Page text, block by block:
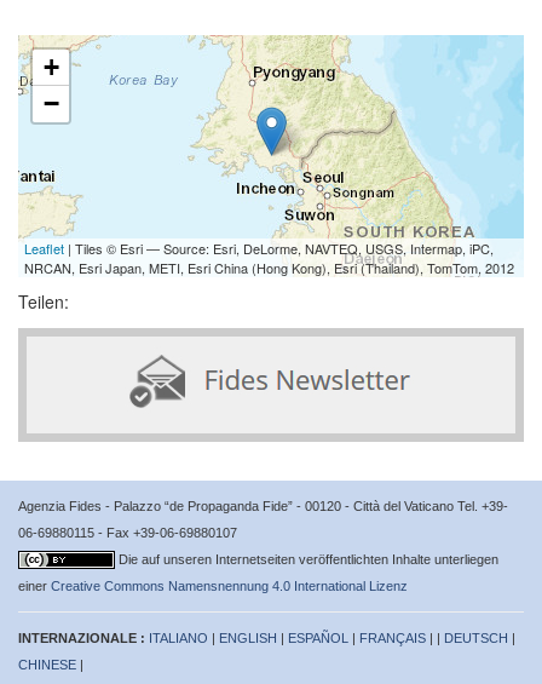
+
−
Leaflet | Tiles © Esri — Source: Esri, DeLorme, NAVTEQ, USGS, Intermap, iPC,
NRCAN, Esri Japan, METI, Esri China (Hong Kong), Esri (Thailand), TomTom, 2012
Teilen:
Agenzia Fides - Palazzo “de Propaganda Fide” - 00120 - Città del Vaticano Tel. +39-
06-69880115 - Fax +39-06-69880107
Die auf unseren Internetseiten veröffentlichten Inhalte unterliegen
einer Creative Commons Namensnennung 4.0 International Lizenz
INTERNAZIONALE : ITALIANO | ENGLISH | ESPAÑOL | FRANÇAIS | | DEUTSCH |
CHINESE |